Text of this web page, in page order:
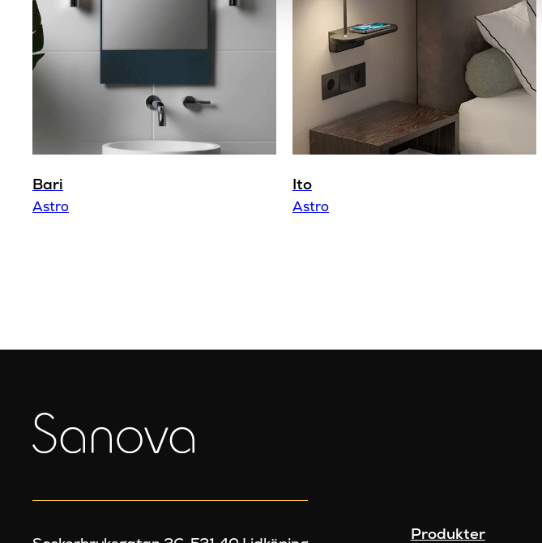
Bari
Astro
Ito
Astro
Produkter